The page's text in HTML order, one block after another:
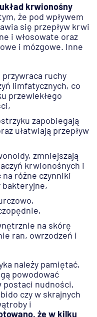
krwionośny
że pod wpływem
się przepływ krwi
i włosowate oraz
i mózgowe. Inne
ruchy
limfatycznych, co
przewlekłego
zapobiegają
ułatwiają przepływ
zmniejszają
krwionośnych i
różne czynniki
bakteryjne,
na skórę
ran, owrzodzeń i
należy pamiętać,
powodować
postaci nudności,
czy w skrajnych
i
że w kilku